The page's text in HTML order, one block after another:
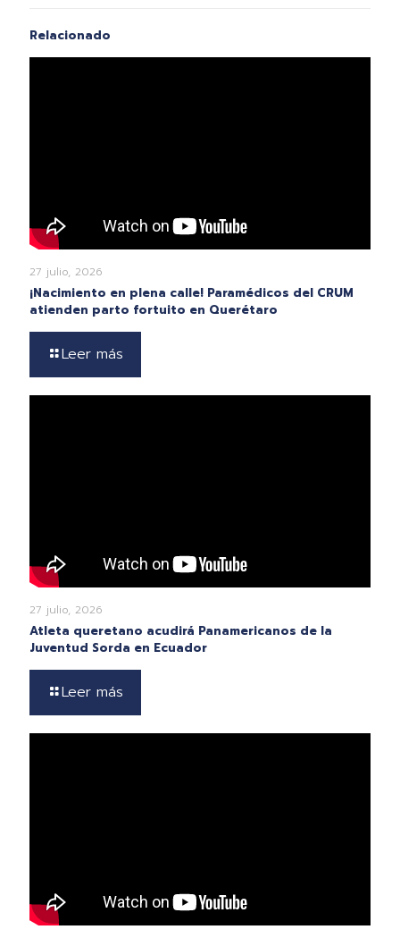
Relacionado
27 julio, 2026
¡Nacimiento en plena calle! Paramédicos del CRUM
atienden parto fortuito en Querétaro
Leer más
27 julio, 2026
Atleta queretano acudirá Panamericanos de la
Juventud Sorda en Ecuador
Leer más